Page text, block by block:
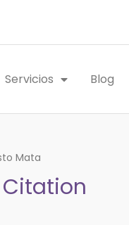
Servicios Blog
Mata